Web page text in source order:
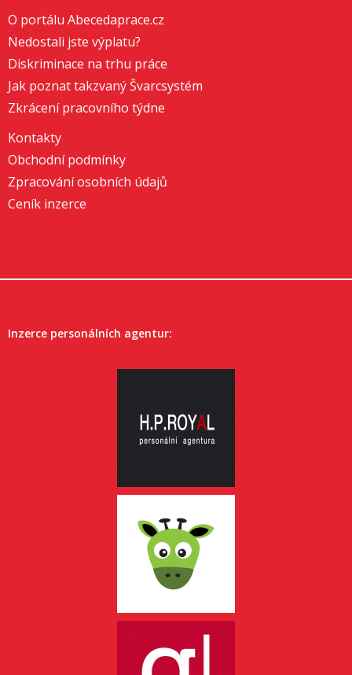
O portálu Abecedaprace.cz
Nedostali jste výplatu?
Diskriminace na trhu práce
Jak poznat takzvaný Švarcsystém
Zkrácení pracovního týdne
Kontakty
Obchodní podmínky
Zpracování osobních údajů
Ceník inzerce
Inzerce personálních agentur: